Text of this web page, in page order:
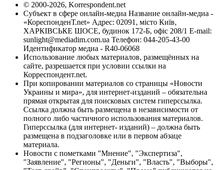
© 2000-2026, Korrespondent.net
Субъект в сфере онлайн-медиа Название онлайн-медиа -
«КореспонденТ.net» Адрес: 02091, місто Київ,
ХАРКІВСЬКЕ ШОСЕ, будинок 172-Б, офіс 208/1 E-mail:
sunlight@mediadim.com.ua Телефон: 044-205-43-00
Идентификатор медиа - R40-06068
Использование любых материалов, размещённых на
сайте, разрешается при условии ссылки на
Корреспондент.net.
При копировании материалов со страницы «Новости
Украины и мира», для интернет-изданий – обязательна
прямая открытая для поисковых систем гиперссылка.
Ссылка должна быть размещена в независимости от
полного либо частичного использования материалов.
Гиперссылка (для интернет- изданий) – должна быть
размещена в подзаголовке или в первом абзаце
материала.
Новости с пометками "Мнение", "Экспертиза",
"Заявление", "Регионы", "Деньги", "Власть", "Выборы",